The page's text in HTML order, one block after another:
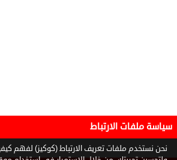
سياسة ملفات الارتباط
نحن نستخدم ملفات تعريف الارتباط (كوكيز) لفهم